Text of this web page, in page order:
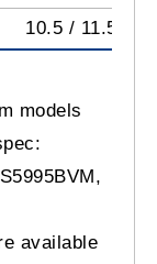
10.5 / 11.5 Kg
models
available